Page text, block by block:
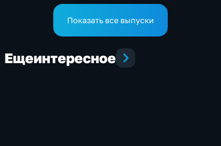
Показать все выпуски
Ещеинтересное